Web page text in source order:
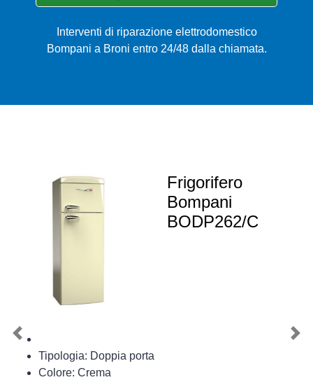
Interventi di riparazione elettrodomestico
Bompani a Broni entro 24/48 dalla chiamata.
Frigorifero
Bompani
BODP262/C
Tipologia: Doppia porta
Colore: Crema
Previous